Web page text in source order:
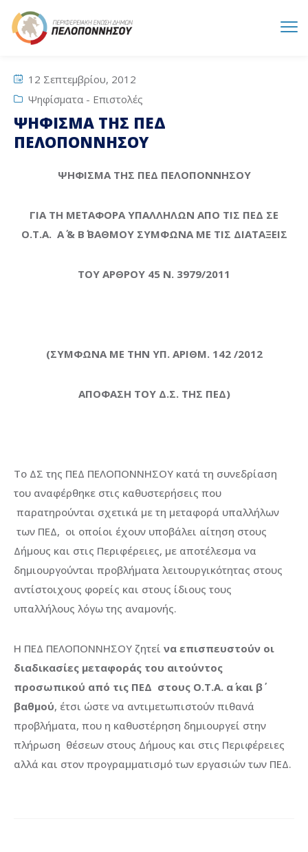
12 Σεπτεμβρίου, 2012
Ψηφίσματα - Επιστολές
ΨΗΦΙΣΜΑ ΤΗΣ ΠΕΔ
ΠΕΛΟΠΟΝΝΗΣΟΥ
ΨΗΦΙΣΜΑ ΤΗΣ ΠΕΔ ΠΕΛΟΠΟΝΝΗΣΟΥ
ΓΙΑ ΤΗ ΜΕΤΑΦΟΡΑ ΥΠΑΛΛΗΛΩΝ ΑΠΟ ΤΙΣ ΠΕΔ ΣΕ
Ο.Τ.Α. Α΄ & Β΄ ΒΑΘΜΟΥ ΣΥΜΦΩΝΑ ΜΕ ΤΙΣ ΔΙΑΤΑΞΕΙΣ
ΤΟΥ ΑΡΘΡΟΥ 45 Ν. 3979/2011
(ΣΥΜΦΩΝΑ ΜΕ ΤΗΝ ΥΠ. ΑΡΙΘΜ. 142 /2012
ΑΠΟΦΑΣΗ ΤΟΥ Δ.Σ. ΤΗΣ ΠΕΔ)
Το ΔΣ της ΠΕΔ ΠΕΛΟΠΟΝΝΗΣΟΥ κατά τη συνεδρίαση
του αναφέρθηκε στις καθυστερήσεις που
παρατηρούνται σχετικά με τη μεταφορά υπαλλήλων
των ΠΕΔ, οι οποίοι έχουν υποβάλει αίτηση στους
Δήμους και στις Περιφέρειες, με αποτέλεσμα να
δημιουργούνται προβλήματα λειτουργικότητας στους
αντίστοιχους φορείς και στους ίδιους τους
υπαλλήλους λόγω της αναμονής.
Η ΠΕΔ ΠΕΛΟΠΟΝΝΗΣΟΥ ζητεί να επισπευστούν οι
διαδικασίες μεταφοράς του αιτούντος
προσωπικού από τις ΠΕΔ στους Ο.Τ.Α. α΄ και β΄
βαθμού, έτσι ώστε να αντιμετωπιστούν πιθανά
προβλήματα, που η καθυστέρηση δημιουργεί στην
πλήρωση θέσεων στους Δήμους και στις Περιφέρειες
αλλά και στον προγραμματισμό των εργασιών των ΠΕΔ.